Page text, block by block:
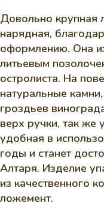
Довольно крупная
нарядная,
оформлению. Она
литьевым
остролиста. На
натуральные
гроздьев
верх ручки, так же
удобная в
годы и станет
Алтаря. Изделие
из качественного
ложемент.